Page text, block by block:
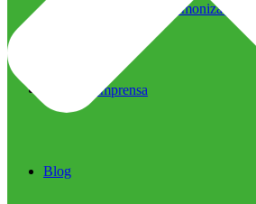
Segurança na Harmonização
Imprensa
Blog